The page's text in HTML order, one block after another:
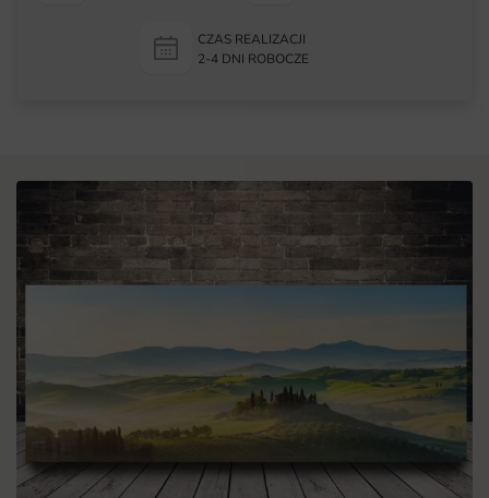
CZAS REALIZACJI
2-4 DNI ROBOCZE